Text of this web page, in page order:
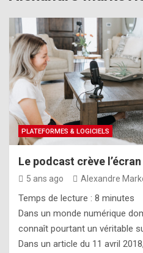
PLATEFORMES & LOGICIELS
Le podcast crève l’écran
5 ans ago Alexandre
Temps de lecture : 8 minutes
Dans un monde numérique
connaît pourtant un véritable
Dans un article du 11 avril